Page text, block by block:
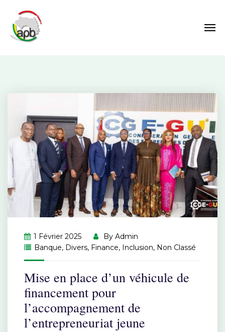
1 Février 2025 By Admin
Banque, Divers, Finance, Inclusion, Non Classé
Mise en place d’un véhicule de
financement pour
l’accompagnement de
l’entrepreneuriat jeune